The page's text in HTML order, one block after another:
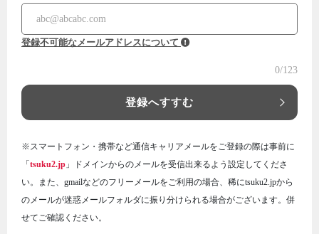
登録不可能なメールアドレスについて
0/123
登録へすすむ
※スマートフォン・携帯など通信キャリアメールをご登録の際は事前に
「 tsuku2.jp 」ドメインからのメールを受信出来るよう設定してくださ
い。また、gmailなどのフリーメールをご利用の場合、稀にtsuku2.jpから
のメールが迷惑メールフォルダに振り分けられる場合がございます。併
せてご確認ください。